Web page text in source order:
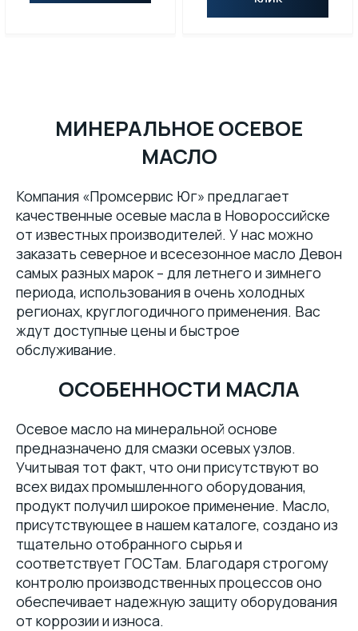
МИНЕРАЛЬНОЕ ОСЕВОЕ
МАСЛО
Компания «Промсервис Юг» предлагает
качественные осевые масла в Новороссийске
от известных производителей. У нас можно
заказать северное и всесезонное масло Девон
самых разных марок – для летнего и зимнего
периода, использования в очень холодных
регионах, круглогодичного применения. Вас
ждут доступные цены и быстрое
обслуживание.
ОСОБЕННОСТИ МАСЛА
Осевое масло на минеральной основе
предназначено для смазки осевых узлов.
Учитывая тот факт, что они присутствуют во
всех видах промышленного оборудования,
продукт получил широкое применение. Масло,
присутствующее в нашем каталоге, создано из
тщательно отобранного сырья и
соответствует ГОСТам. Благодаря строгому
контролю производственных процессов оно
обеспечивает надежную защиту оборудования
от коррозии и износа.